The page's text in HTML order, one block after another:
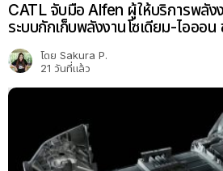
CATL จับมือ Alfen ผู้ให้บริการพลัง
ระบบกักเก็บพลังงานโซเดียม-ไอออ
โดย Sakura P.
21 วันที่แล้ว